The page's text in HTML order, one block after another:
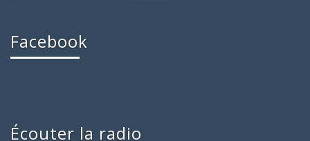
Facebook
Écouter la radio